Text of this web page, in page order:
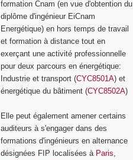
formation Cnam (en vue d'obtention du
diplôme d'ingénieur EiCnam
Energétique) en hors temps de travail
et formation à distance tout en
exerçant une activité professionnelle
pour deux parcours en énergétique:
Industrie et transport (CYC8501A) et
énergétique du bâtiment (CYC8502A)
Elle peut également amener certains
auditeurs à s'engager dans des
formations d'ingénieurs en alternance
désignées FIP localisées à Paris